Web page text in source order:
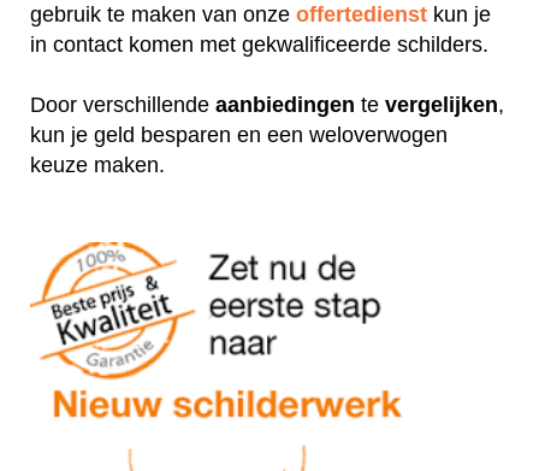
gebruik te maken van onze offertedienst kun je
in contact komen met gekwalificeerde schilders.
Door verschillende aanbiedingen te vergelijken,
kun je geld besparen en een weloverwogen
keuze maken.